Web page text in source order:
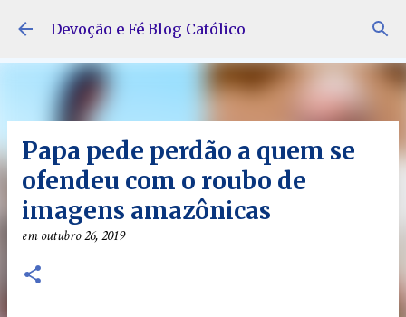
Pular para o conteúdo principal
Devoção e Fé Blog Católico
Papa pede perdão a quem se
ofendeu com o roubo de
imagens amazônicas
emoutubro 26, 2019